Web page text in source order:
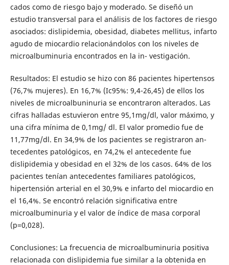
cados como de riesgo bajo y moderado. Se diseñó un
estudio transversal para el análisis de los factores de riesgo
asociados: dislipidemia, obesidad, diabetes mellitus, infarto
agudo de miocardio relacionándolos con los niveles de
microalbuminuria encontrados en la in- vestigación.
Resultados: El estudio se hizo con 86 pacientes hipertensos
(76,7% mujeres). En 16,7% (Ic95%: 9,4-26,45) de ellos los
niveles de microalbuninuria se encontraron alterados. Las
cifras halladas estuvieron entre 95,1mg/dl, valor máximo, y
una cifra mínima de 0,1mg/ dl. El valor promedio fue de
11,77mg/dl. En 34,9% de los pacientes se registraron an-
tecedentes patológicos, en 74,2% el antecedente fue
dislipidemia y obesidad en el 32% de los casos. 64% de los
pacientes tenían antecedentes familiares patológicos,
hipertensión arterial en el 30,9% e infarto del miocardio en
el 16,4%. Se encontró relación significativa entre
microalbuminuria y el valor de índice de masa corporal
(p=0,028).
Conclusiones: La frecuencia de microalbuminuria positiva
relacionada con dislipidemia fue similar a la obtenida en